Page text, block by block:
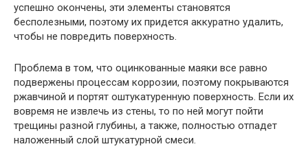
успешно окончены, эти элементы становятся
бесполезными, поэтому их придется аккуратно удалить,
чтобы не повредить поверхность.
Проблема в том, что оцинкованные маяки все равно
подвержены процессам коррозии, поэтому покрываются
ржавчиной и портят оштукатуренную поверхность. Если их
вовремя не извлечь из стены, то по ней могут пойти
трещины разной глубины, а также, полностью отпадет
наложенный слой штукатурной смеси.